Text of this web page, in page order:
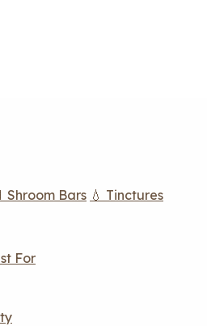
Shroom Bars 💧 Tinctures
For